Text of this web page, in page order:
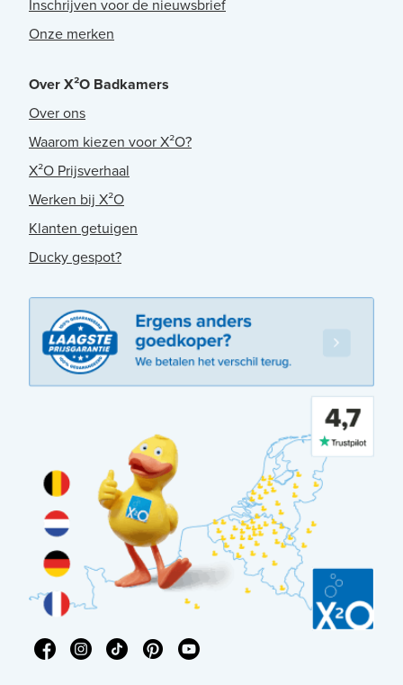
Inschrijven voor de nieuwsbrief
Onze merken
Over X²O Badkamers
Over ons
Waarom kiezen voor X²O?
X²O Prijsverhaal
Werken bij X²O
Klanten getuigen
Ducky gespot?